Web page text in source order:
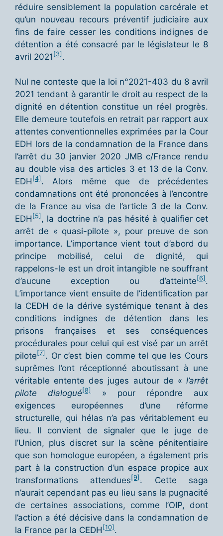
réduire sensiblement la population carcérale et
qu’un nouveau recours préventif judiciaire aux
fins de faire cesser les conditions indignes de
détention a été consacré par le législateur le 8
avril 2021 [3] .
Nul ne conteste que la loi n°2021-403 du 8 avril
2021 tendant à garantir le droit au respect de la
dignité en détention constitue un réel progrès.
Elle demeure toutefois en retrait par rapport aux
attentes conventionnelles exprimées par la Cour
EDH lors de la condamnation de la France dans
l’arrêt du 30 janvier 2020 JMB c/France rendu
au double visa des articles 3 et 13 de la Conv.
EDH [4] . Alors même que de précédentes
condamnations ont été prononcées à l’encontre
de la France au visa de l’article 3 de la Conv.
EDH [5] , la doctrine n’a pas hésité à qualifier cet
arrêt de « quasi-pilote », pour preuve de son
importance. L’importance vient tout d’abord du
principe mobilisé, celui de dignité, qui
rappelons-le est un droit intangible ne souffrant
d’aucune exception ou d’atteinte [6] .
L’importance vient ensuite de l’identification par
la CEDH de la dérive systémique tenant à des
conditions indignes de détention dans les
prisons françaises et ses conséquences
procédurales pour celui qui est visé par un arrêt
pilote [7] . Or c’est bien comme tel que les Cours
suprêmes l’ont réceptionné aboutissant à une
véritable entente des juges autour de « l’arrêt
pilote dialogué [8]
» pour répondre aux
exigences européennes d’une réforme
structurelle, qui hélas n’a pas véritablement eu
lieu. Il convient de signaler que le juge de
l’Union, plus discret sur la scène pénitentiaire
que son homologue européen, a également pris
part à la construction d’un espace propice aux
transformations attendues[9] . Cette saga
n’aurait cependant pas eu lieu sans la pugnacité
de certaines associations, comme l’OIP, dont
l’action a été décisive dans la condamnation de
la France par la CEDH [10] .